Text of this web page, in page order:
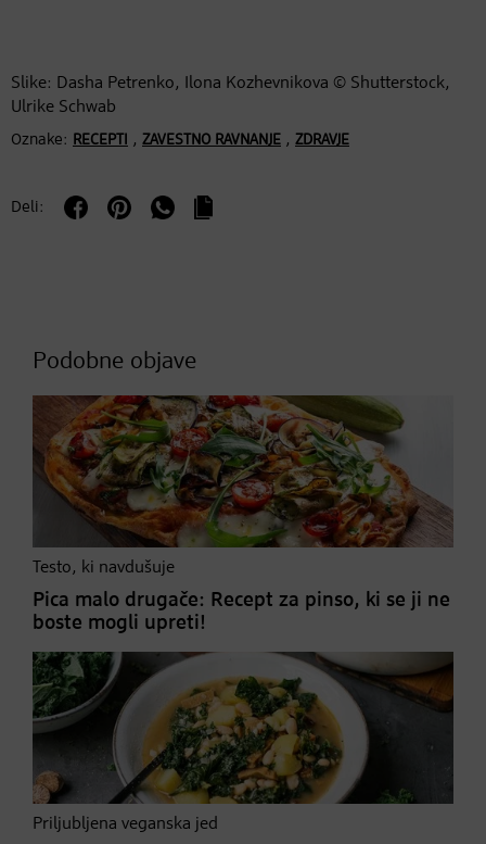
Slike: Dasha Petrenko, Ilona Kozhevnikova © Shutterstock,
Ulrike Schwab
Oznake: RECEPTI , ZAVESTNO RAVNANJE , ZDRAVJE
Deli:
Podobne objave
Testo, ki navdušuje
Pica malo drugače: Recept za pinso, ki se ji ne
boste mogli upreti!
Priljubljena veganska jed